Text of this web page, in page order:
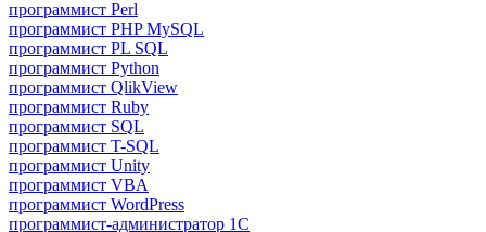
программист Perl
программист PHP MySQL
программист PL SQL
программист Python
программист QlikView
программист Ruby
программист SQL
программист T-SQL
программист Unity
программист VBA
программист WordPress
программист-администратор 1С